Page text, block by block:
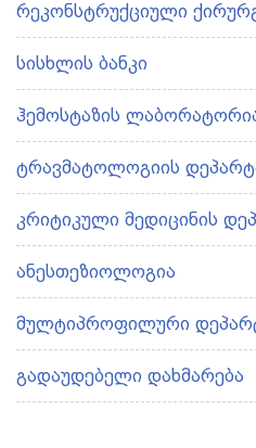
რეკონსტრუქციული
სისხლის ბანკი
ჰემოსტაზის
ტრავმატოლოგიის
კრიტიკული მედიცინის
ანესთეზიოლოგია
მულტიპროფილური
გადაუდებელი დახმარება